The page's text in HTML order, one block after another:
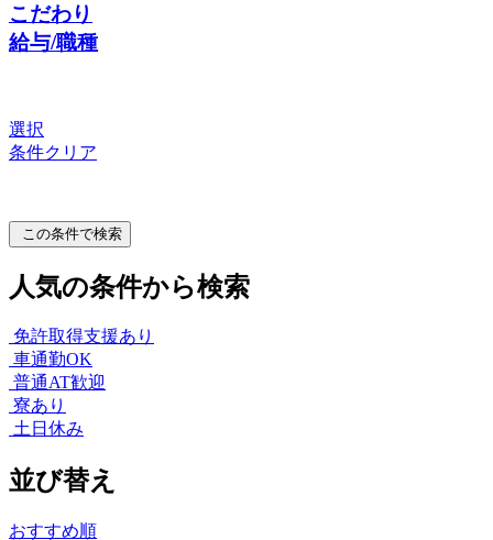
こだわり
給与/職種
選択
条件クリア
この条件で検索
人気の条件から検索
免許取得支援あり
車通勤OK
普通AT歓迎
寮あり
土日休み
並び替え
おすすめ順